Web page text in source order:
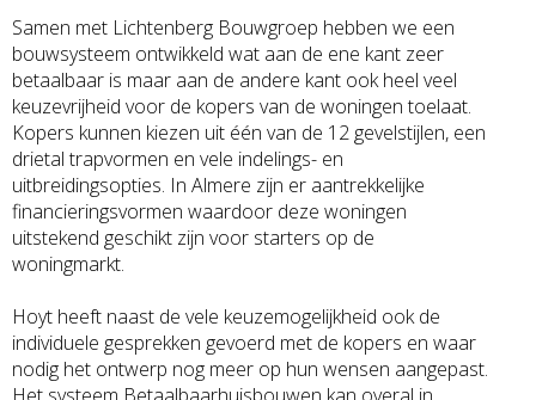
Samen met Lichtenberg Bouwgroep hebben we een
bouwsysteem ontwikkeld wat aan de ene kant zeer
betaalbaar is maar aan de andere kant ook heel veel
keuzevrijheid voor de kopers van de woningen toelaat.
Kopers kunnen kiezen uit één van de 12 gevelstijlen, een
drietal trapvormen en vele indelings- en
uitbreidingsopties. In Almere zijn er aantrekkelijke
financieringsvormen waardoor deze woningen
uitstekend geschikt zijn voor starters op de
woningmarkt.
Hoyt heeft naast de vele keuzemogelijkheid ook de
individuele gesprekken gevoerd met de kopers en waar
nodig het ontwerp nog meer op hun wensen aangepast.
Het systeem Betaalbaarhuisbouwen kan overal in